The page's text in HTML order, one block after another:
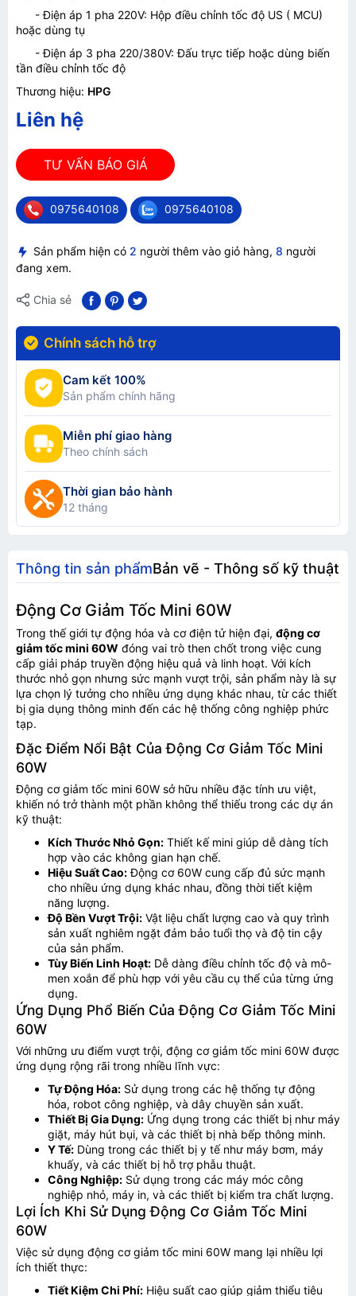
- Điện áp 1 pha 220V: Hộp điều chỉnh tốc độ US ( MCU)
hoặc dùng tụ
- Điện áp 3 pha 220/380V: Đấu trực tiếp hoặc dùng biến
tần điều chỉnh tốc độ
Thương hiệu: HPG
Liên hệ
TƯ VẤN BÁO GIÁ
0975640108 0975640108
Sản phẩm hiện có 2 người thêm vào giỏ hàng, 8 người
đang xem.
Chia sẻ
Chính sách hỗ trợ
Cam kết 100%
Sản phẩm chính hãng
Miễn phí giao hàng
Theo chính sách
Thời gian bảo hành
12 tháng
Thông tin sản phẩmBản vẽ - Thông số kỹ thuật
Động Cơ Giảm Tốc Mini 60W
Trong thế giới tự động hóa và cơ điện tử hiện đại, động cơ
giảm tốc mini 60W đóng vai trò then chốt trong việc cung
cấp giải pháp truyền động hiệu quả và linh hoạt. Với kích
thước nhỏ gọn nhưng sức mạnh vượt trội, sản phẩm này là sự
lựa chọn lý tưởng cho nhiều ứng dụng khác nhau, từ các thiết
bị gia dụng thông minh đến các hệ thống công nghiệp phức
tạp.
Đặc Điểm Nổi Bật Của Động Cơ Giảm Tốc Mini
60W
Động cơ giảm tốc mini 60W sở hữu nhiều đặc tính ưu việt,
khiến nó trở thành một phần không thể thiếu trong các dự án
kỹ thuật:
Kích Thước Nhỏ Gọn: Thiết kế mini giúp dễ dàng tích
hợp vào các không gian hạn chế.
Hiệu Suất Cao:Động cơ 60W cung cấp đủ sức mạnh
cho nhiều ứng dụng khác nhau, đồng thời tiết kiệm
năng lượng.
Độ Bền Vượt Trội: Vật liệu chất lượng cao và quy trình
sản xuất nghiêm ngặt đảm bảo tuổi thọ và độ tin cậy
của sản phẩm.
Tùy Biến Linh Hoạt: Dễ dàng điều chỉnh tốc độ và mô-
men xoắn để phù hợp với yêu cầu cụ thể của từng ứng
dụng.
Ứng Dụng Phổ Biến Của Động Cơ Giảm Tốc Mini
60W
Với những ưu điểm vượt trội, động cơ giảm tốc mini 60W được
ứng dụng rộng rãi trong nhiều lĩnh vực:
Tự Động Hóa: Sử dụng trong các hệ thống tự động
hóa, robot công nghiệp, và dây chuyền sản xuất.
Thiết Bị Gia Dụng: Ứng dụng trong các thiết bị như máy
giặt, máy hút bụi, và các thiết bị nhà bếp thông minh.
Y Tế: Dùng trong các thiết bị y tế như máy bơm, máy
khuấy, và các thiết bị hỗ trợ phẫu thuật.
Công Nghiệp: Sử dụng trong các máy móc công
nghiệp nhỏ, máy in, và các thiết bị kiểm tra chất lượng.
Lợi Ích Khi Sử Dụng Động Cơ Giảm Tốc Mini
60W
Việc sử dụng động cơ giảm tốc mini 60W mang lại nhiều lợi
ích thiết thực:
Tiết Kiệm Chi Phí: Hiệu suất cao giúp giảm thiểu tiêu